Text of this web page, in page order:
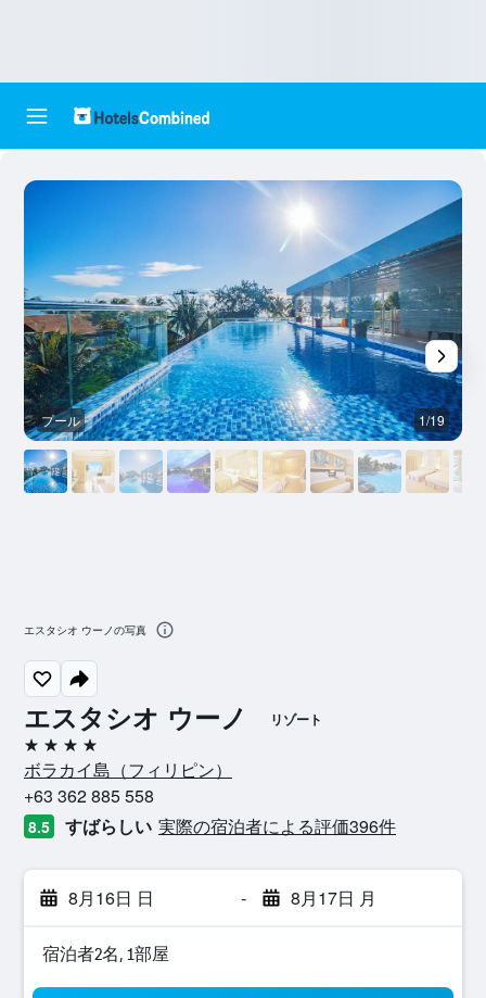
エスタシオ ウーノ リゾート
4つ星
ボラカイ島​（フィリピン​）​
+63 362 885 558
8.5 すばらしい 実際の宿泊者による評価396​件
8月16日 日 - 8月17日 月
宿泊者2名, 1​部屋
プール 1/19
エスタシオ ウーノの写真